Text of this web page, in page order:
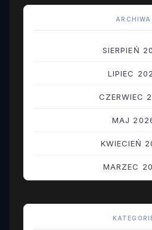
ARCHIWA
SIERPIEŃ
LIPIEC
CZERWIEC
MAJ
KWIECIEŃ
MARZEC